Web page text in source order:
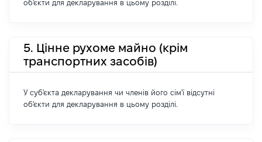
об'єкти для декларування в цьому розділі.
5. Цінне рухоме майно (крім
транспортних засобів)
У суб'єкта декларування чи членів його сім'ї відсутні
об'єкти для декларування в цьому розділі.